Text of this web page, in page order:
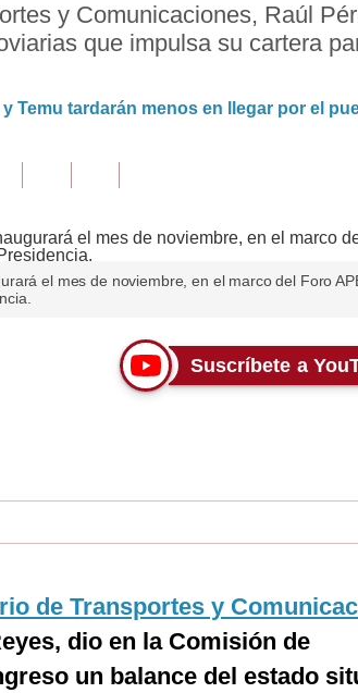
y Comunicaciones, Raúl
que impulsa su cartera
Temu tardarán menos en llegar por el
el mes de noviembre, en el marco del Foro
Suscríbete a
de Transportes y
dio en la Comisión de
un balance del estado